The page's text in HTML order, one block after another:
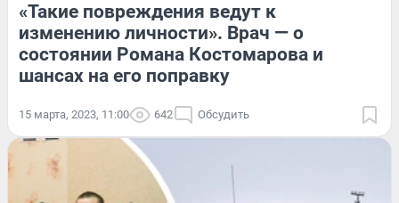
«Такие повреждения ведут к
изменению личности». Врач — о
состоянии Романа Костомарова и
шансах на его поправку
15 марта, 2023, 11:00 642 Обсудить